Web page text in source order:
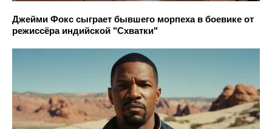
Джейми Фокс сыграет бывшего морпеха в боевике от
режиссёра индийской "Схватки"